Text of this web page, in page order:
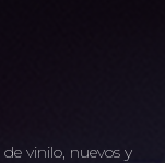
vinilo, nuevos y